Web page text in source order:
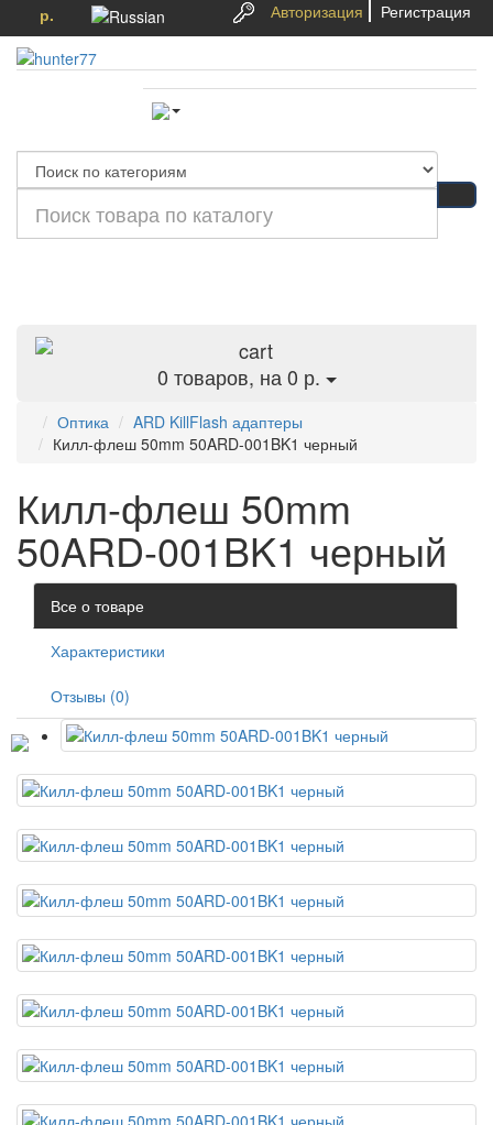
р. Авторизация Регистрация
0 товаров, на 0 р.
Оптика
ARD KillFlash адаптеры
Килл-флеш 50mm 50ARD-001BK1 черный
Килл-флеш 50mm
50ARD-001BK1 черный
Все о товаре
Характеристики
Отзывы (0)